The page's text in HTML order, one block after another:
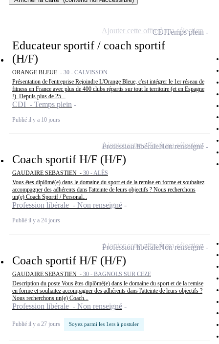
Educateur sportif / coach sportif
(H/F)
ORANGE BLEUE - 30 - CALVISSON
Présentation de l'entreprise Rejoindre L'Orange Bleue, c'est intégrer le 1er réseau de
fitness en France avec plus de 400 clubs répartis sur tout le territoire (et en Espagne
!). Depuis plus de 25...
CDI - Temps plein
Publié il y a 10 jours
CDITemps plein
Ajouter cette offre à ma sélection
Coach sportif H/F (H/F)
GAUDAIRE SEBASTIEN - 30 - ALÈS
Vous êtes diplômé(e) dans le domaine du sport et de la remise en forme et souhaitez
accompagner des adhérents dans l'atteinte de leurs objectifs ? Nous recherchons
un(e) Coach Sportif / Personal...
Profession libérale - Non renseigné
Publié il y a 24 jours
Profession libéraleNon renseigné
Ajouter cette offre à ma sélection
Coach sportif H/F (H/F)
GAUDAIRE SEBASTIEN - 30 - BAGNOLS SUR CEZE
Description du poste Vous êtes diplômé(e) dans le domaine du sport et de la remise
en forme et souhaitez accompagner des adhérents dans l'atteinte de leurs objectifs ?
Nous recherchons un(e) Coach...
Profession libérale - Non renseigné
Publié il y a 27 jours Soyez parmi les 1ers à postuler
Profession libéraleNon renseigné
Ajouter cette offre à ma sélection